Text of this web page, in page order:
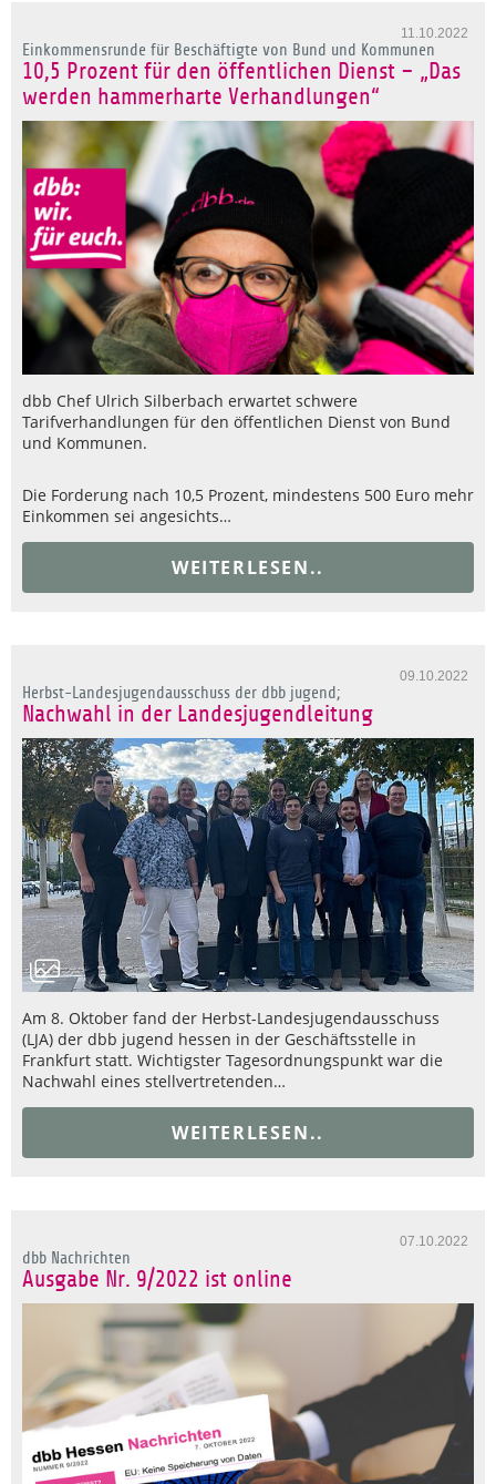
11.10.2022
Einkommensrunde für Beschäftigte von Bund und Kommunen
10,5 Prozent für den öffentlichen Dienst – „Das
werden hammerharte Verhandlungen“
dbb Chef Ulrich Silberbach erwartet schwere
Tarifverhandlungen für den öffentlichen Dienst von Bund
und Kommunen.
Die Forderung nach 10,5 Prozent, mindestens 500 Euro mehr
Einkommen sei angesichts…
WEITERLESEN..
09.10.2022
Herbst-Landesjugendausschuss der dbb jugend;
Nachwahl in der Landesjugendleitung
Am 8. Oktober fand der Herbst-Landesjugendausschuss
(LJA) der dbb jugend hessen in der Geschäftsstelle in
Frankfurt statt. Wichtigster Tagesordnungspunkt war die
Nachwahl eines stellvertretenden…
WEITERLESEN..
07.10.2022
dbb Nachrichten
Ausgabe Nr. 9/2022 ist online